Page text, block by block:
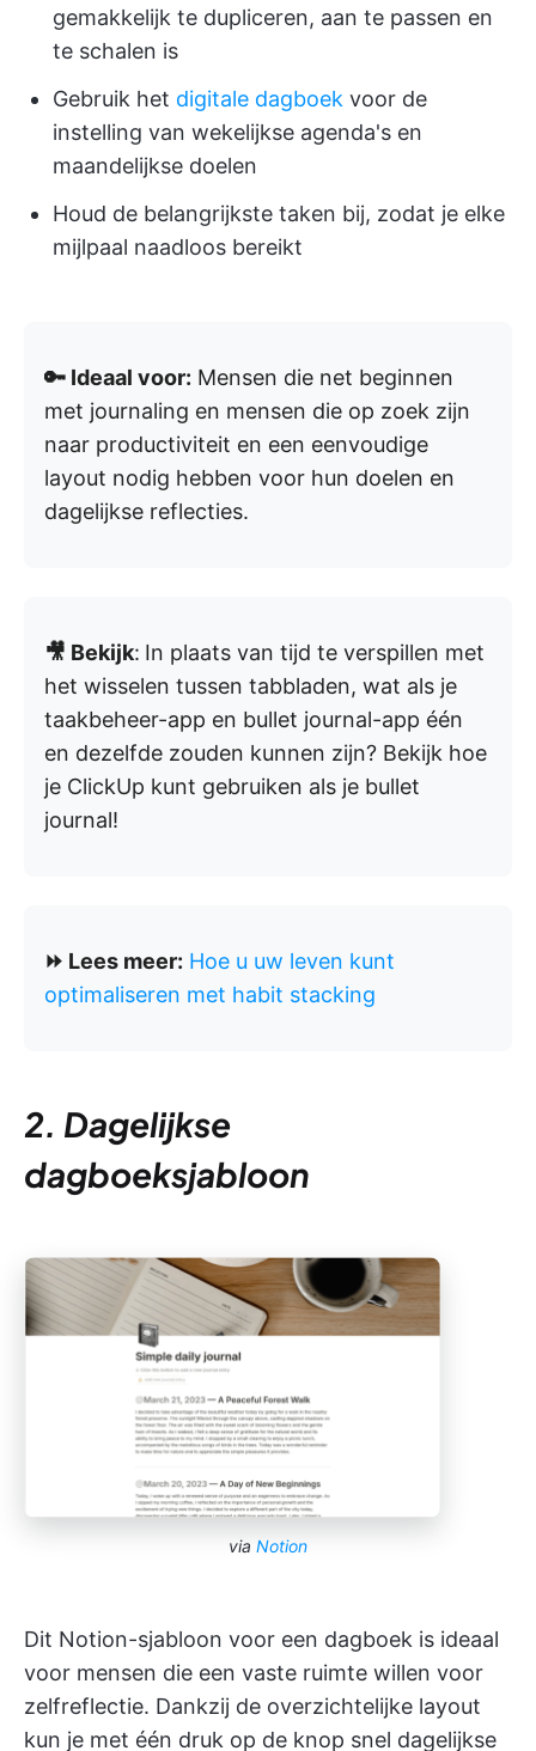
gemakkelijk te dupliceren, aan te passen en
te schalen is
Gebruik het digitale dagboek voor de
instelling van wekelijkse agenda's en
maandelijkse doelen
Houd de belangrijkste taken bij, zodat je elke
mijlpaal naadloos bereikt
🔑 Ideaal voor: Mensen die net beginnen
met journaling en mensen die op zoek zijn
naar productiviteit en een eenvoudige
layout nodig hebben voor hun doelen en
dagelijkse reflecties.
🎥 Bekijk: In plaats van tijd te verspillen met
het wisselen tussen tabbladen, wat als je
taakbeheer-app en bullet journal-app één
en dezelfde zouden kunnen zijn? Bekijk hoe
je ClickUp kunt gebruiken als je bullet
journal!
⏩ Lees meer: Hoe u uw leven kunt
optimaliseren met habit stacking
2. Dagelijkse
dagboeksjabloon
via Notion
Dit Notion-sjabloon voor een dagboek is ideaal
voor mensen die een vaste ruimte willen voor
zelfreflectie. Dankzij de overzichtelijke layout
kun je met één druk op de knop snel dagelijkse